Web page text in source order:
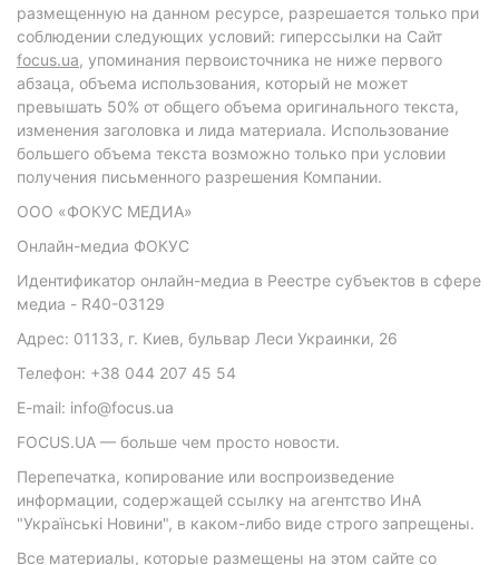
размещенную на данном ресурсе, разрешается только при
соблюдении следующих условий: гиперссылки на Сайт
focus.ua, упоминания первоисточника не ниже первого
абзаца, объема использования, который не может
превышать 50% от общего объема оригинального текста,
изменения заголовка и лида материала. Использование
большего объема текста возможно только при условии
получения письменного разрешения Компании.
ООО «ФОКУС МЕДИА»
Онлайн-медиа ФОКУС
Идентификатор онлайн-медиа в Реестре субъектов в сфере
медиа - R40-03129
Адрес: 01133, г. Киев, бульвар Леси Украинки, 26
Телефон: +38 044 207 45 54
E-mail: info@focus.ua
FOCUS.UA — больше чем просто новости.
Перепечатка, копирование или воспроизведение
информации, содержащей ссылку на агентство ИнА
"Українські Новини", в каком-либо виде строго запрещены.
Все материалы, которые размещены на этом сайте со